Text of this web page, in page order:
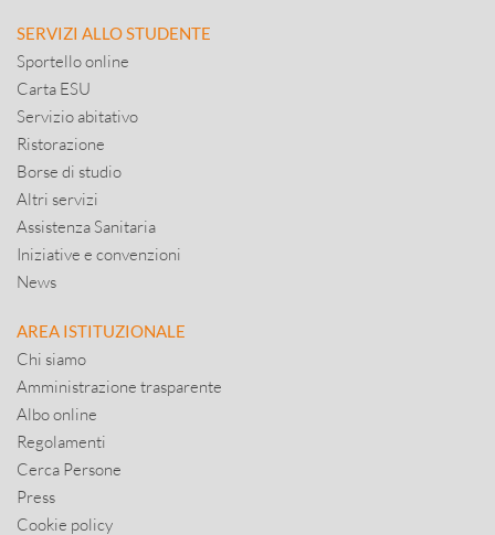
SERVIZI ALLO STUDENTE
Sportello online
Carta ESU
Servizio abitativo
Ristorazione
Borse di studio
Altri servizi
Assistenza Sanitaria
Iniziative e convenzioni
News
AREA ISTITUZIONALE
Chi siamo
Amministrazione trasparente
Albo online
Regolamenti
Cerca Persone
Press
Cookie policy